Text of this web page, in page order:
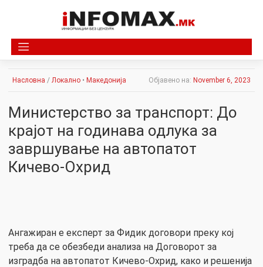
Насловна / Локално • Македонија Објавено на: November 6, 2023
Министерство за транспорт: До
крајот на годинава одлука за
завршување на автопатот
Кичево-Охрид
Ангажиран е експерт за Фидик договори преку кој
треба да се обезбеди анализа на Договорот за
изградба на автопатот Кичево-Охрид, како и решенија